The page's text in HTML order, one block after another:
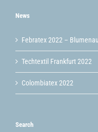
News
Febratex 2022 –
Techtextil Frankfurt 2022
Colombiatex 2022
Search